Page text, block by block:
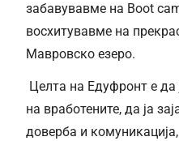
забавувавме на Boot
восхитувавме на
Мавровско езеро.
Целта на Едуфронт е да
на вработените, да ја
доверба и